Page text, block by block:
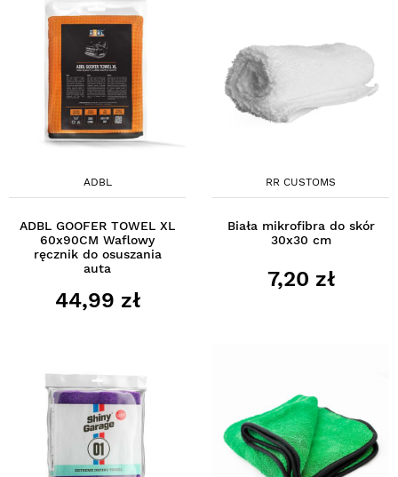
ADBL
ADBL GOOFER TOWEL XL
60x90CM Waflowy
ręcznik do osuszania
auta
44,99 zł
RR CUSTOMS
Biała mikrofibra do skór
30x30 cm
7,20 zł